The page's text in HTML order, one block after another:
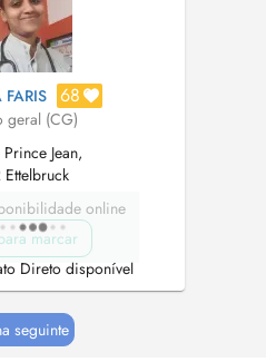
68
geral (CG)
Jean,
online
marcar
Direto disponível
seguinte